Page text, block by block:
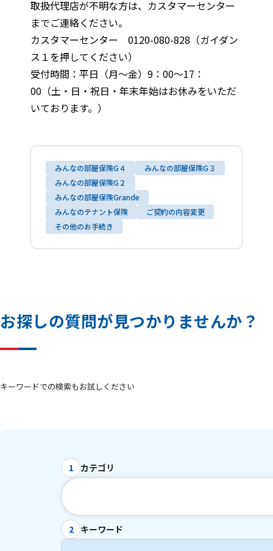
取扱代理店が不明な方は、カスタマーセンター
までご連絡ください。
カスタマーセンター 0120-080-828（ガイダン
ス１を押してください）
受付時間：平日（月～金）9：00～17：
00（土・日・祝日・年末年始はお休みをいただ
いております。）
みんなの部屋保険G４
みんなの部屋保険G３
みんなの部屋保険G２
みんなの部屋保険Grande
みんなのテナント保険
ご契約の内容変更
その他のお手続き
お探しの質問が見つかり ませんか？
キーワードでの検索もお試しください
1 カテゴリ
2 キーワード